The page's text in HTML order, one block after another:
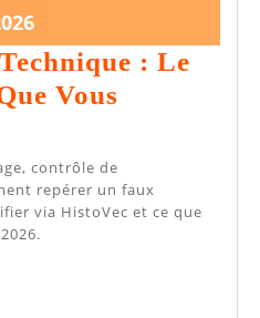
2026
24
juin
2026
: Le
Vous
repérer un faux
via HistoVec et ce que